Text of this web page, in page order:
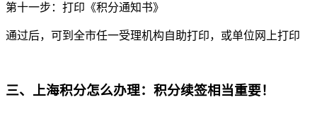
第十一步：打印《积分通知书》
通过后，可到全市任一受理机构自助打印，或单位网上打印
三、 上海积分怎么办理：积分续签相当重要！